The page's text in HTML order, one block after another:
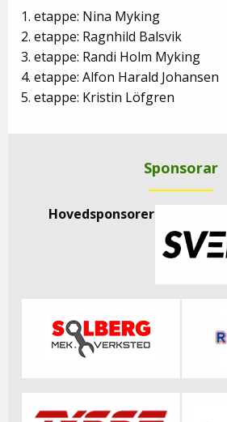
1. etappe: Nina Myking
2. etappe: Ragnhild Balsvik
3. etappe: Randi Holm Myking
4. etappe: Alfon Harald Johansen
5. etappe: Kristin Löfgren
Sponsorar
Hovedsponsorer